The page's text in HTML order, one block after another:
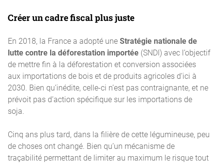
Créer un cadre fiscal plus juste
En 2018, la France a adopté uneStratégie nationale de
lutte contre la déforestation importée (SNDI) avec l’objectif
de mettre fin à la déforestation et conversion associées
aux importations de bois et de produits agricoles d’ici à
2030. Bien qu’inédite, celle-ci n’est pas contraignante, et ne
prévoit pas d’action spécifique sur les importations de
soja.
Cinq ans plus tard, dans la filière de cette légumineuse, peu
de choses ont changé. Bien qu’un mécanisme de
traçabilité permettant de limiter au maximum le risque tout